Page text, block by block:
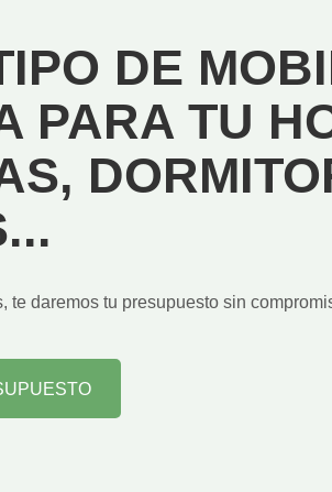
DE
PARA TU
te daremos tu presupuesto sin